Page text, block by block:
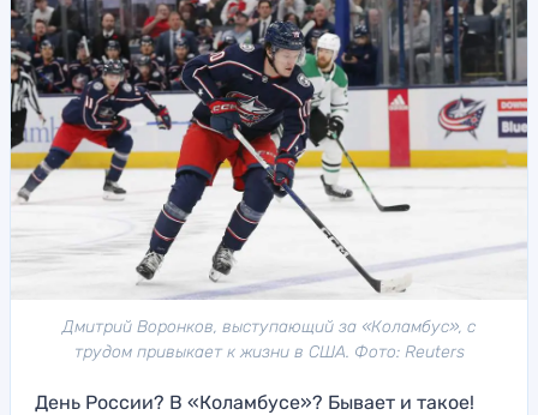
Дмитрий Воронков, выступающий за «Коламбус», с
трудом привыкает к жизни в США. Фото: Reuters
День России? В «Коламбусе»? Бывает и такое!